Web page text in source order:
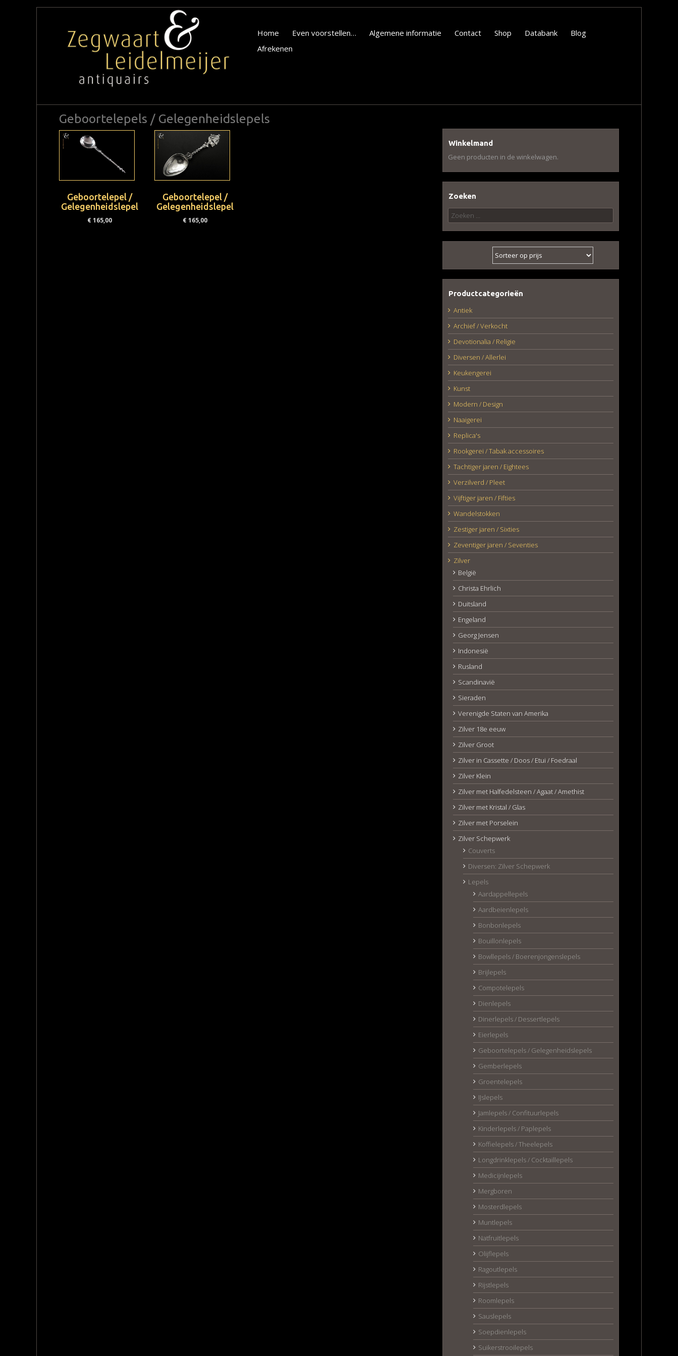
Home Even voorstellen… Algemene informatie Contact Shop Databank
Blog
Afrekenen
Geboortelepels / Gelegenheidslepels
Geboortelepel /
Gelegenheidslepel
€165,00
Geboortelepel /
Gelegenheidslepel
€165,00
Winkelmand
Geen producten in de winkelwagen.
Zoeken
Zoeken
naar:
Productcategorieën
Antiek
Archief / Verkocht
Devotionalia / Religie
Diversen / Allerlei
Keukengerei
Kunst
Modern / Design
Naaigerei
Replica's
Rookgerei / Tabak accessoires
Tachtiger jaren / Eightees
Verzilverd / Pleet
Vijftiger jaren / Fifties
Wandelstokken
Zestiger jaren / Sixties
Zeventiger jaren / Seventies
Zilver
België
Christa Ehrlich
Duitsland
Engeland
Georg Jensen
Indonesië
Rusland
Scandinavië
Sieraden
Verenigde Staten van Amerika
Zilver 18e eeuw
Zilver Groot
Zilver in Cassette / Doos / Etui / Foedraal
Zilver Klein
Zilver met Halfedelsteen / Agaat / Amethist
Zilver met Kristal / Glas
Zilver met Porselein
Zilver Schepwerk
Couverts
Diversen: Zilver Schepwerk
Lepels
Aardappellepels
Aardbeienlepels
Bonbonlepels
Bouillonlepels
Bowllepels / Boerenjongenslepels
Brijlepels
Compotelepels
Dienlepels
Dinerlepels / Dessertlepels
Eierlepels
Geboortelepels / Gelegenheidslepels
Gemberlepels
Groentelepels
IJslepels
Jamlepels / Confituurlepels
Kinderlepels / Paplepels
Koffielepels / Theelepels
Longdrinklepels / Cocktaillepels
Medicijnlepels
Mergboren
Mosterdlepels
Muntlepels
Natfruitlepels
Olijflepels
Ragoutlepels
Rijstlepels
Roomlepels
Sauslepels
Soepdienlepels
Suikerstrooilepels